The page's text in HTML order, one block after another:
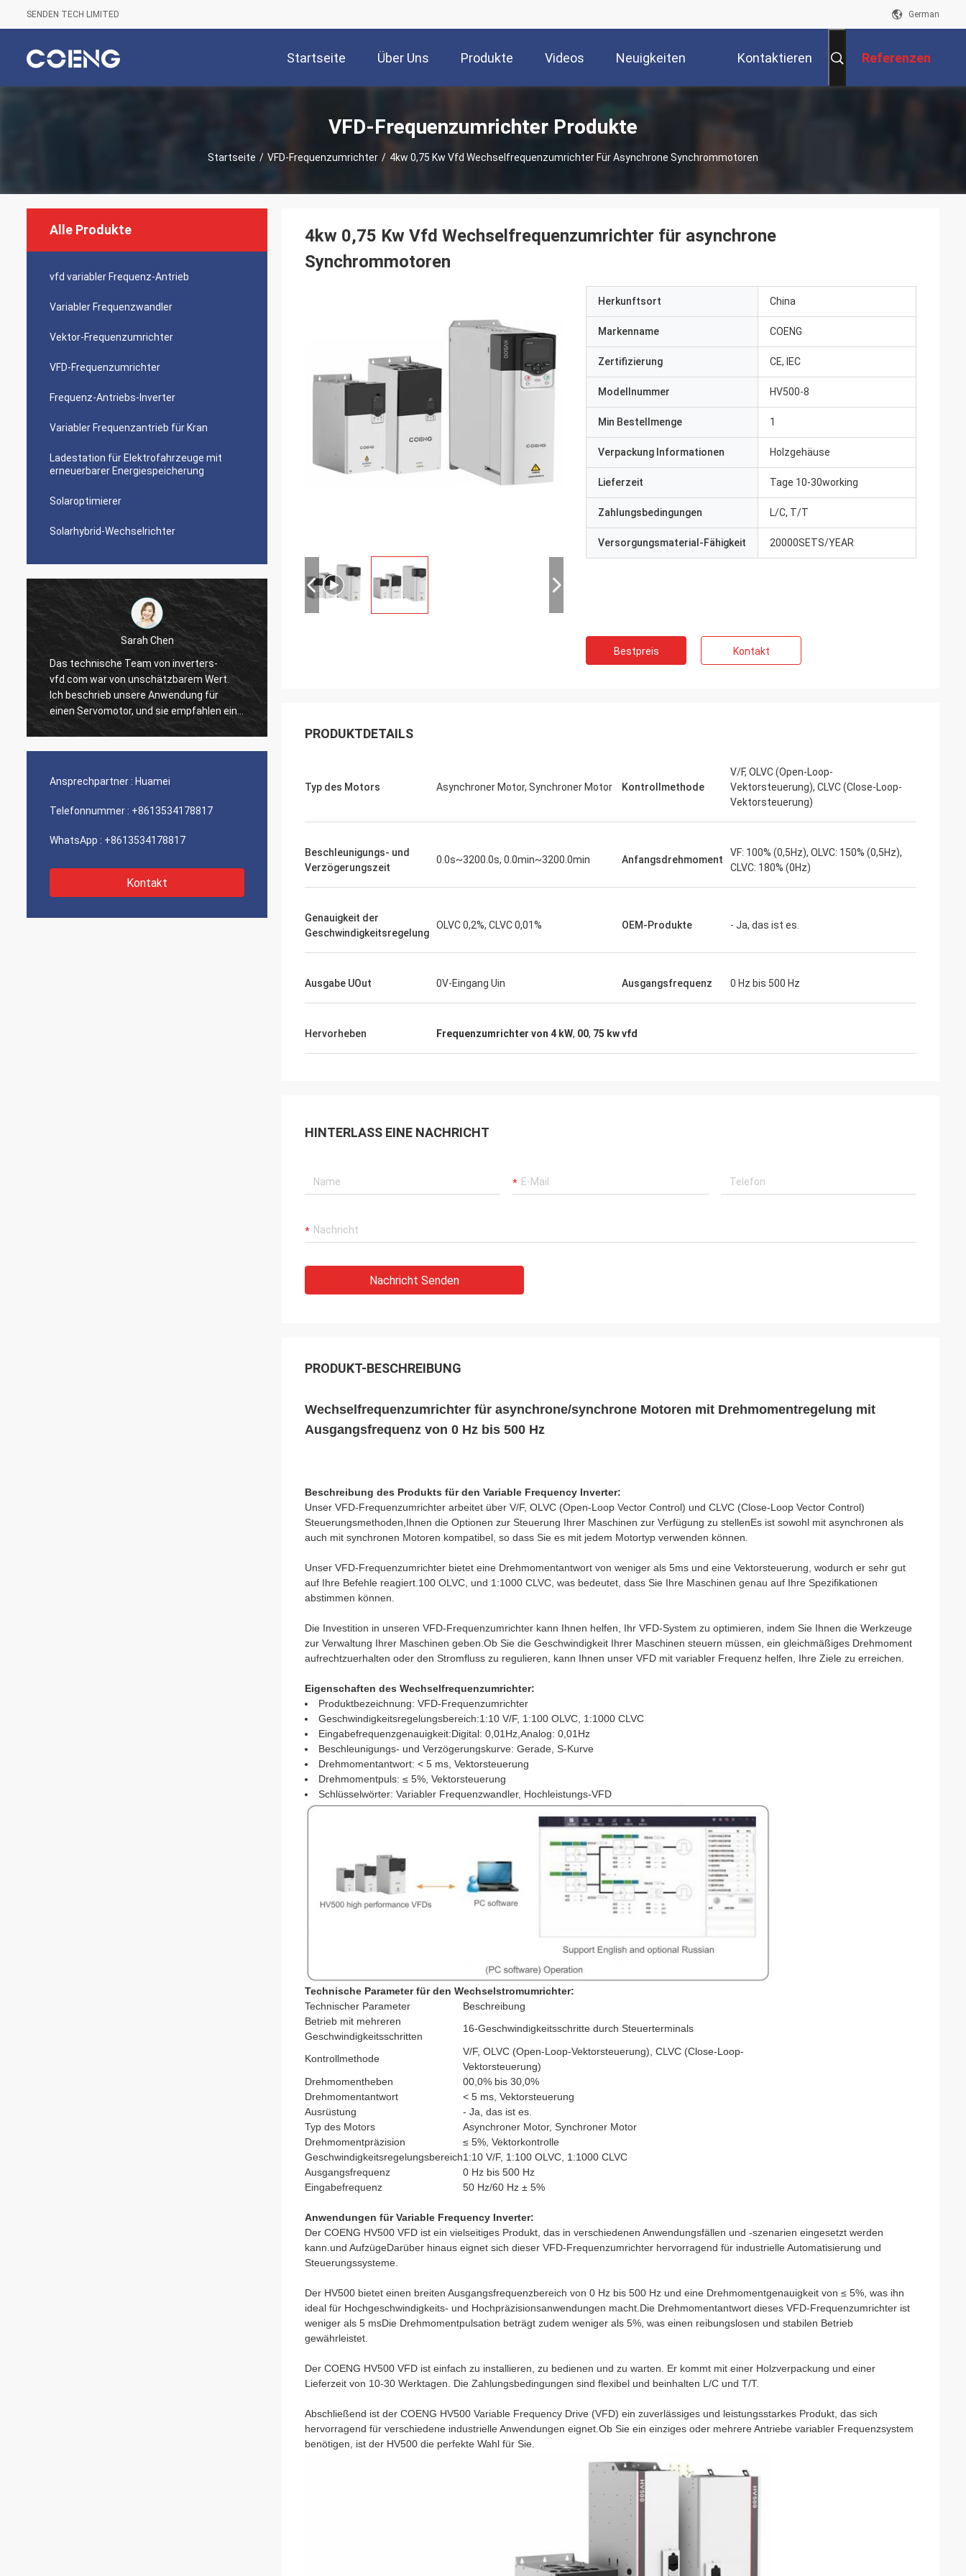
SENDEN TECH LIMITED German
Startseite Über Uns Produkte Videos Neuigkeiten Kontaktieren Referenzen
VFD-Frequenzumrichter Produkte
Startseite / VFD-Frequenzumrichter / 4kw 0,75 Kw Vfd Wechselfrequenzumrichter Für Asynchrone Synchrommotoren
Alle Produkte
vfd variabler Frequenz-Antrieb
Variabler Frequenzwandler
Vektor-Frequenzumrichter
VFD-Frequenzumrichter
Frequenz-Antriebs-Inverter
Variabler Frequenzantrieb für Kran
Ladestation für Elektrofahrzeuge mit
erneuerbarer Energiespeicherung
Solaroptimierer
Solarhybrid-Wechselrichter
Sarah Chen
Das technische Team von inverters-
vfd.com war von unschätzbarem Wert.
Ich beschrieb unsere Anwendung für
einen Servomotor, und sie empfahlen ein
Modell mit überlegenem dynamischen
Beratung und ein Hochleistungsprodukt!
Integration ist die Kommunikation
unseres Steuerungssystems robuster.
Ein rundum problemloses Erlebnis.
Emily White
Wir benötigten einen geräuscharmen
Anwendungen.
Wir sind das Risiko mit inverters-vfd.com
hervorragendes Preis-Leistungs-
Verhältnis und ein zuverlässiger Partner
für Industriekomponenten.
Ansprechpartner : Huamei
Telefonnummer : +8613534178817
WhatsApp : +8613534178817
Kontakt
4kw 0,75 Kw Vfd Wechselfrequenzumrichter für asynchrone
Synchrommotoren
Herkunftsort China
Markenname COENG
Zertifizierung CE, IEC
Modellnummer HV500-8
Min Bestellmenge 1
Verpackung Informationen Holzgehäuse
Lieferzeit Tage 10-30working
Zahlungsbedingungen L/C, T/T
Versorgungsmaterial-Fähigkeit 20000SETS/YEAR
Bestpreis Kontakt
PRODUKTDETAILS
Typ des Motors Asynchroner Motor, Synchroner Motor Kontrollmethode
V/F, OLVC (Open-Loop-
Vektorsteuerung), CLVC (Close-Loop-
Vektorsteuerung)
Beschleunigungs- und
Verzögerungszeit
0.0s~3200.0s, 0.0min~3200.0min Anfangsdrehmoment
VF: 100% (0,5Hz), OLVC: 150% (0,5Hz),
CLVC: 180% (0Hz)
Genauigkeit der
Geschwindigkeitsregelung
OLVC 0,2%, CLVC 0,01% OEM-Produkte - Ja, das ist es.
Ausgabe UOut 0V-Eingang Uin Ausgangsfrequenz 0 Hz bis 500 Hz
Hervorheben Frequenzumrichter von 4 kW, 00, 75 kw vfd
HINTERLASS EINE NACHRICHT
Nachricht Senden
PRODUKT-BESCHREIBUNG
Wechselfrequenzumrichter für asynchrone/synchrone Motoren mit Drehmomentregelung mit
Ausgangsfrequenz von 0 Hz bis 500 Hz
Beschreibung des Produkts für den Variable Frequency Inverter:
Unser VFD-Frequenzumrichter arbeitet über V/F, OLVC (Open-Loop Vector Control) und CLVC (Close-Loop Vector Control)
Steuerungsmethoden,Ihnen die Optionen zur Steuerung Ihrer Maschinen zur Verfügung zu stellenEs ist sowohl mit asynchronen als
auch mit synchronen Motoren kompatibel, so dass Sie es mit jedem Motortyp verwenden können.
Unser VFD-Frequenzumrichter bietet eine Drehmomentantwort von weniger als 5ms und eine Vektorsteuerung, wodurch er sehr gut
auf Ihre Befehle reagiert.100 OLVC, und 1:1000 CLVC, was bedeutet, dass Sie Ihre Maschinen genau auf Ihre Spezifikationen
abstimmen können.
Die Investition in unseren VFD-Frequenzumrichter kann Ihnen helfen, Ihr VFD-System zu optimieren, indem Sie Ihnen die Werkzeuge
zur Verwaltung Ihrer Maschinen geben.Ob Sie die Geschwindigkeit Ihrer Maschinen steuern müssen, ein gleichmäßiges Drehmoment
aufrechtzuerhalten oder den Stromfluss zu regulieren, kann Ihnen unser VFD mit variabler Frequenz helfen, Ihre Ziele zu erreichen.
Eigenschaften des Wechselfrequenzumrichter:
Produktbezeichnung: VFD-Frequenzumrichter
Geschwindigkeitsregelungsbereich:1:10 V/F, 1:100 OLVC, 1:1000 CLVC
Eingabefrequenzgenauigkeit:Digital: 0,01Hz,Analog: 0,01Hz
Beschleunigungs- und Verzögerungskurve: Gerade, S-Kurve
Drehmomentantwort: < 5 ms, Vektorsteuerung
Drehmomentpuls: ≤ 5%, Vektorsteuerung
Schlüsselwörter: Variabler Frequenzwandler, Hochleistungs-VFD
Technische Parameter für den Wechselstromumrichter:
Technischer Parameter
Beschreibung
Betrieb mit mehreren
Geschwindigkeitsschritten
16-Geschwindigkeitsschritte durch Steuerterminals
Kontrollmethode
V/F, OLVC (Open-Loop-Vektorsteuerung), CLVC (Close-Loop-
Vektorsteuerung)
Drehmomentheben
00,0% bis 30,0%
Drehmomentantwort
< 5 ms, Vektorsteuerung
Ausrüstung
- Ja, das ist es.
Typ des Motors
Asynchroner Motor, Synchroner Motor
Drehmomentpräzision
≤ 5%, Vektorkontrolle
Geschwindigkeitsregelungsbereich1:10 V/F, 1:100 OLVC, 1:1000 CLVC
Ausgangsfrequenz
0 Hz bis 500 Hz
Eingabefrequenz
50 Hz/60 Hz ± 5%
Anwendungen für Variable Frequency Inverter:
Der COENG HV500 VFD ist ein vielseitiges Produkt, das in verschiedenen Anwendungsfällen und -szenarien eingesetzt werden
kann.und AufzügeDarüber hinaus eignet sich dieser VFD-Frequenzumrichter hervorragend für industrielle Automatisierung und
Steuerungssysteme.
Der HV500 bietet einen breiten Ausgangsfrequenzbereich von 0 Hz bis 500 Hz und eine Drehmomentgenauigkeit von ≤ 5%, was ihn
ideal für Hochgeschwindigkeits- und Hochpräzisionsanwendungen macht.Die Drehmomentantwort dieses VFD-Frequenzumrichter ist
weniger als 5 msDie Drehmomentpulsation beträgt zudem weniger als 5%, was einen reibungslosen und stabilen Betrieb
gewährleistet.
Der COENG HV500 VFD ist einfach zu installieren, zu bedienen und zu warten. Er kommt mit einer Holzverpackung und einer
Lieferzeit von 10-30 Werktagen. Die Zahlungsbedingungen sind flexibel und beinhalten L/C und T/T.
Abschließend ist der COENG HV500 Variable Frequency Drive (VFD) ein zuverlässiges und leistungsstarkes Produkt, das sich
hervorragend für verschiedene industrielle Anwendungen eignet.Ob Sie ein einziges oder mehrere Antriebe variabler Frequenzsystem
benötigen, ist der HV500 die perfekte Wahl für Sie.